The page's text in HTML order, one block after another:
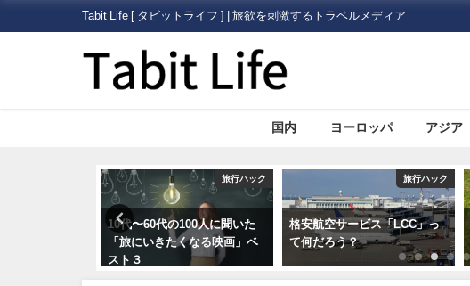
Tabit Life [ タビットライフ ] | 旅欲を刺激するトラベルメディア
国内 ヨーロッパ アジア
旅行ハック
10代〜60代の100人に聞いた
「旅にいきたくなる映画」ベ
スト３
旅行ハック
格安航空サービス「LCC」っ
て何だろう？